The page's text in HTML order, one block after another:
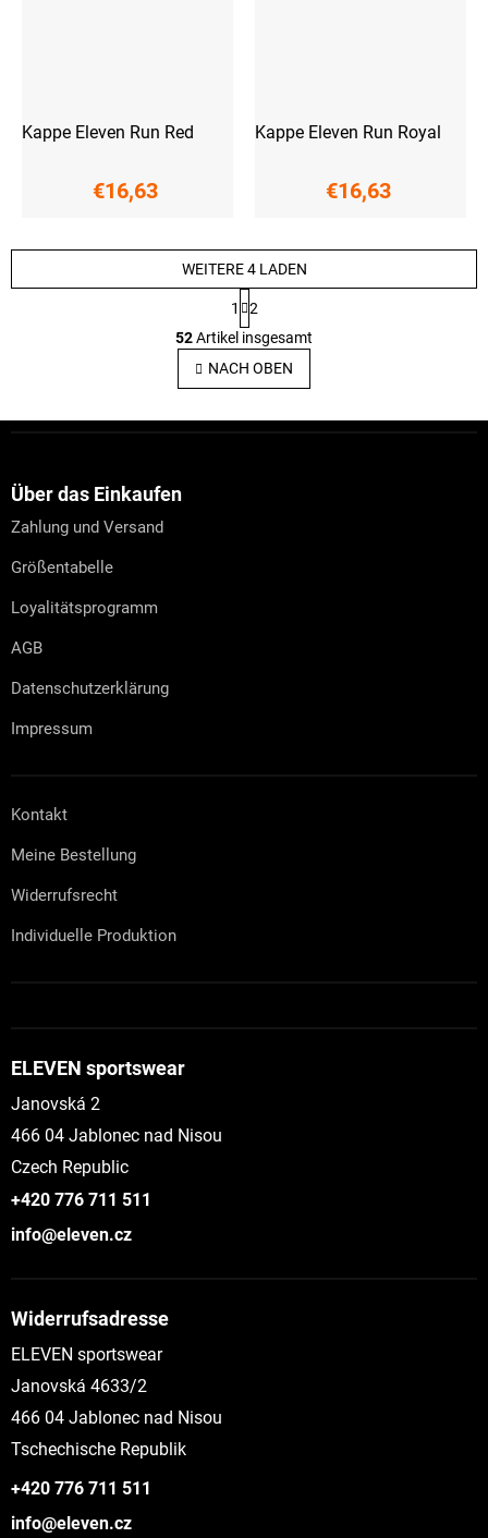
Kappe Eleven Run Red
€16,63
Kappe Eleven Run Royal
€16,63
S
t
e
u
r
WEITERE 4 LADEN
P
a
g
i
n
i
r
1
2
52Artikel insgesamt
NACH OBEN
Über das Einkaufen
Zahlung und Versand
Größentabelle
Loyalitätsprogramm
AGB
Datenschutzerklärung
Impressum
Kontakt
Meine Bestellung
Widerrufsrecht
Individuelle Produktion
ELEVEN sportswear
Janovská 2
466 04 Jablonec nad Nisou
Czech Republic
+420 776 711 511
info@eleven.cz
Widerrufsadresse
ELEVEN sportswear
Janovská 4633/2
466 04 Jablonec nad Nisou
Tschechische Republik
+420 776 711 511
info@eleven.cz